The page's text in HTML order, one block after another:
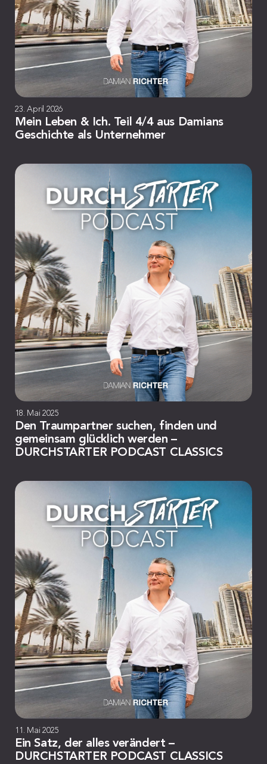
23. April 2026
Mein Leben & Ich. Teil 4/4 aus Damians
Geschichte als Unternehmer
18. Mai 2025
Den Traumpartner suchen, finden und
gemeinsam glücklich werden –
DURCHSTARTER PODCAST CLASSICS
11. Mai 2025
Ein Satz, der alles verändert –
DURCHSTARTER PODCAST CLASSICS